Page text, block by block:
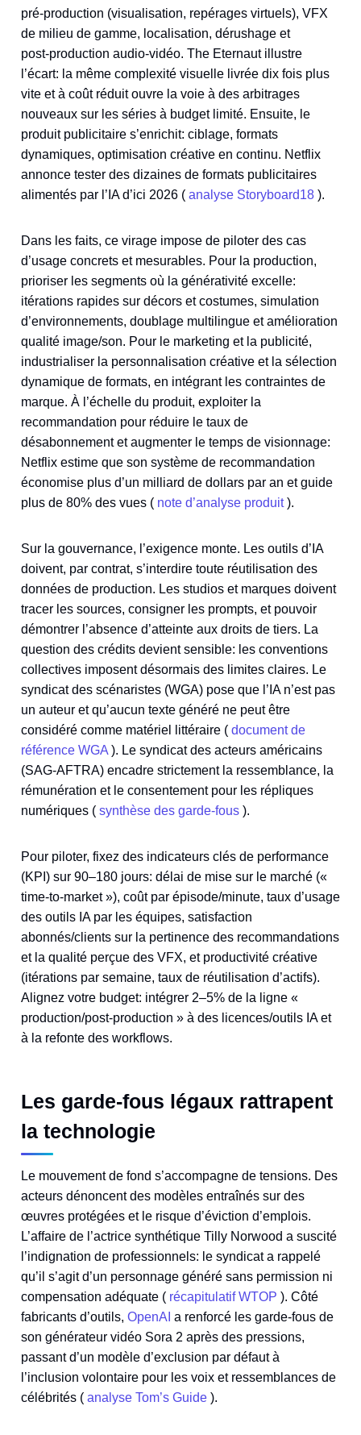
pré‑production (visualisation, repérages virtuels), VFX
de milieu de gamme, localisation, dérushage et
post‑production audio‑vidéo. The Eternaut illustre
l’écart: la même complexité visuelle livrée dix fois plus
vite et à coût réduit ouvre la voie à des arbitrages
nouveaux sur les séries à budget limité. Ensuite, le
produit publicitaire s’enrichit: ciblage, formats
dynamiques, optimisation créative en continu. Netflix
annonce tester des dizaines de formats publicitaires
alimentés par l’IA d’ici 2026 ( analyse Storyboard18 ).
Dans les faits, ce virage impose de piloter des cas
d’usage concrets et mesurables. Pour la production,
prioriser les segments où la générativité excelle:
itérations rapides sur décors et costumes, simulation
d’environnements, doublage multilingue et amélioration
qualité image/son. Pour le marketing et la publicité,
industrialiser la personnalisation créative et la sélection
dynamique de formats, en intégrant les contraintes de
marque. À l’échelle du produit, exploiter la
recommandation pour réduire le taux de
désabonnement et augmenter le temps de visionnage:
Netflix estime que son système de recommandation
économise plus d’un milliard de dollars par an et guide
plus de 80% des vues ( note d’analyse produit).
Sur la gouvernance, l’exigence monte. Les outils d’IA
doivent, par contrat, s’interdire toute réutilisation des
données de production. Les studios et marques doivent
tracer les sources, consigner les prompts, et pouvoir
démontrer l’absence d’atteinte aux droits de tiers. La
question des crédits devient sensible: les conventions
collectives imposent désormais des limites claires. Le
syndicat des scénaristes (WGA) pose que l’IA n’est pas
un auteur et qu’aucun texte généré ne peut être
considéré comme matériel littéraire ( document de
référence WGA). Le syndicat des acteurs américains
(SAG-AFTRA) encadre strictement la ressemblance, la
rémunération et le consentement pour les répliques
numériques ( synthèse des garde‑fous ).
Pour piloter, fixez des indicateurs clés de performance
(KPI) sur 90–180 jours: délai de mise sur le marché («
time‑to‑market »), coût par épisode/minute, taux d’usage
des outils IA par les équipes, satisfaction
abonnés/clients sur la pertinence des recommandations
et la qualité perçue des VFX, et productivité créative
(itérations par semaine, taux de réutilisation d’actifs).
Alignez votre budget: intégrer 2–5% de la ligne «
production/post‑production » à des licences/outils IA et
à la refonte des workflows.
Les garde‑fous légaux rattrapent
la technologie
Le mouvement de fond s’accompagne de tensions. Des
acteurs dénoncent des modèles entraînés sur des
œuvres protégées et le risque d’éviction d’emplois.
L’affaire de l’actrice synthétique Tilly Norwood a suscité
l’indignation de professionnels: le syndicat a rappelé
qu’il s’agit d’un personnage généré sans permission ni
compensation adéquate ( récapitulatif WTOP ). Côté
fabricants d’outils, OpenAI a renforcé les garde‑fous de
son générateur vidéo Sora 2 après des pressions,
passant d’un modèle d’exclusion par défaut à
l’inclusion volontaire pour les voix et ressemblances de
célébrités ( analyse Tom’s Guide ).